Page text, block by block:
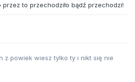
to przechodziło bądź przechodzi!
z powiek wiesz tylko ty i nikt się nie